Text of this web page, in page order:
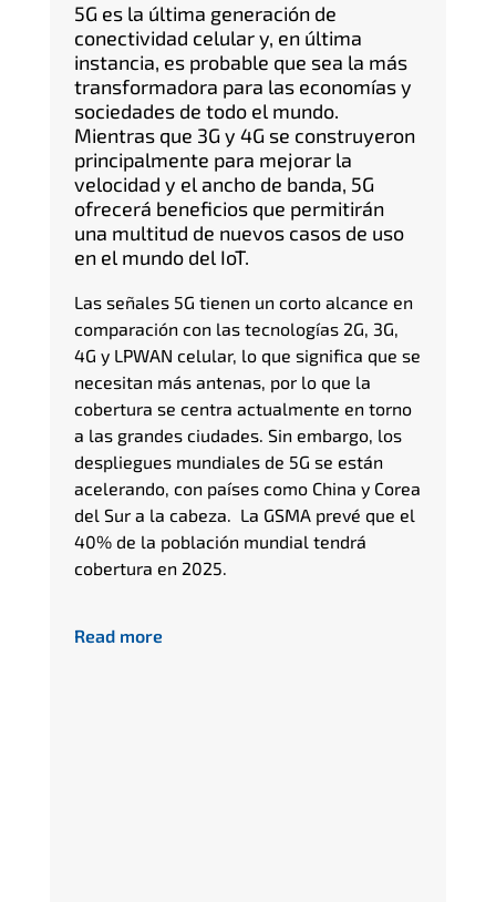
5G es la última generación de
conectividad celular y, en última
instancia, es probable que sea la más
transformadora para las economías y
sociedades de todo el mundo.
Mientras que 3G y 4G se construyeron
principalmente para mejorar la
velocidad y el ancho de banda, 5G
ofrecerá beneficios que permitirán
una multitud de nuevos casos de uso
en el mundo del IoT.
Las señales 5G tienen un corto alcance en
comparación con las tecnologías 2G, 3G,
4G y LPWAN celular, lo que significa que se
necesitan más antenas, por lo que la
cobertura se centra actualmente en torno
a las grandes ciudades. Sin embargo, los
despliegues mundiales de 5G se están
acelerando, con países como China y Corea
del Sur a la cabeza. La GSMA prevé que el
40% de la población mundial tendrá
cobertura en 2025.
Read more